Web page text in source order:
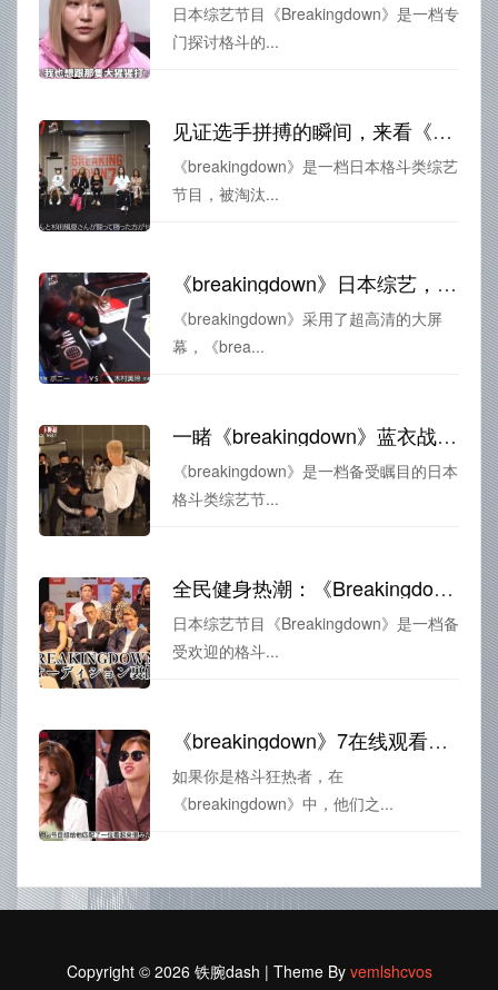
日本综艺节目《Breakingdown》是一档专
门探讨格斗的...
见证选手拼搏的瞬间，来看《breakingdown》日本综艺在线播放
《breakingdown》是一档日本格斗类综艺
节目，被淘汰...
《breakingdown》日本综艺，超高清大屏幕观看
《breakingdown》采用了超高清的大屏
幕，《brea...
一睹《breakingdown》蓝衣战神的神技表演
《breakingdown》是一档备受瞩目的日本
格斗类综艺节...
全民健身热潮：《Breakingdown》综艺在线播放在拳击世界中激励着更多人坚持运动
日本综艺节目《Breakingdown》是一档备
受欢迎的格斗...
《breakingdown》7在线观看：日本格斗狂热者的必看综艺，让你一饱眼福
如果你是格斗狂热者，在
《breakingdown》中，他们之...
Copyright © 2026 铁腕dash | Theme By vemlshcvos